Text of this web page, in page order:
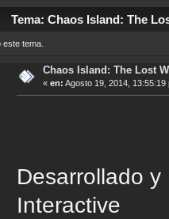
Tema: Chaos Island: The
tema.
Chaos Island: The Lost
« en: Agosto 19, 2014, 13:55:19
Desarrollado
Interactive